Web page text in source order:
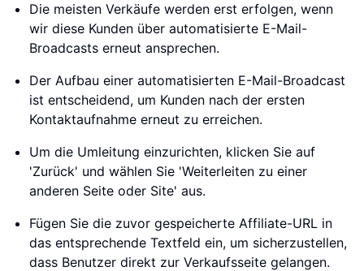
Die meisten Verkäufe werden erst erfolgen, wenn
wir diese Kunden über automatisierte E-Mail-
Broadcasts erneut ansprechen.
Der Aufbau einer automatisierten E-Mail-Broadcast
ist entscheidend, um Kunden nach der ersten
Kontaktaufnahme erneut zu erreichen.
Um die Umleitung einzurichten, klicken Sie auf
'Zurück' und wählen Sie 'Weiterleiten zu einer
anderen Seite oder Site' aus.
Fügen Sie die zuvor gespeicherte Affiliate-URL in
das entsprechende Textfeld ein, um sicherzustellen,
dass Benutzer direkt zur Verkaufsseite gelangen.